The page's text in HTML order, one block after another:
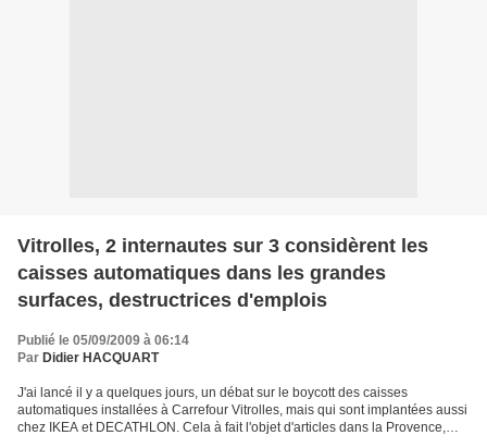
Vitrolles, 2 internautes sur 3 considèrent les
caisses automatiques dans les grandes
surfaces, destructrices d'emplois
Publié le 05/09/2009 à 06:14
Par Didier HACQUART
J'ai lancé il y a quelques jours, un débat sur le boycott des caisses
automatiques installées à Carrefour Vitrolles, mais qui sont implantées aussi
chez IKEA et DECATHLON. Cela à fait l'objet d'articles dans la Provence,